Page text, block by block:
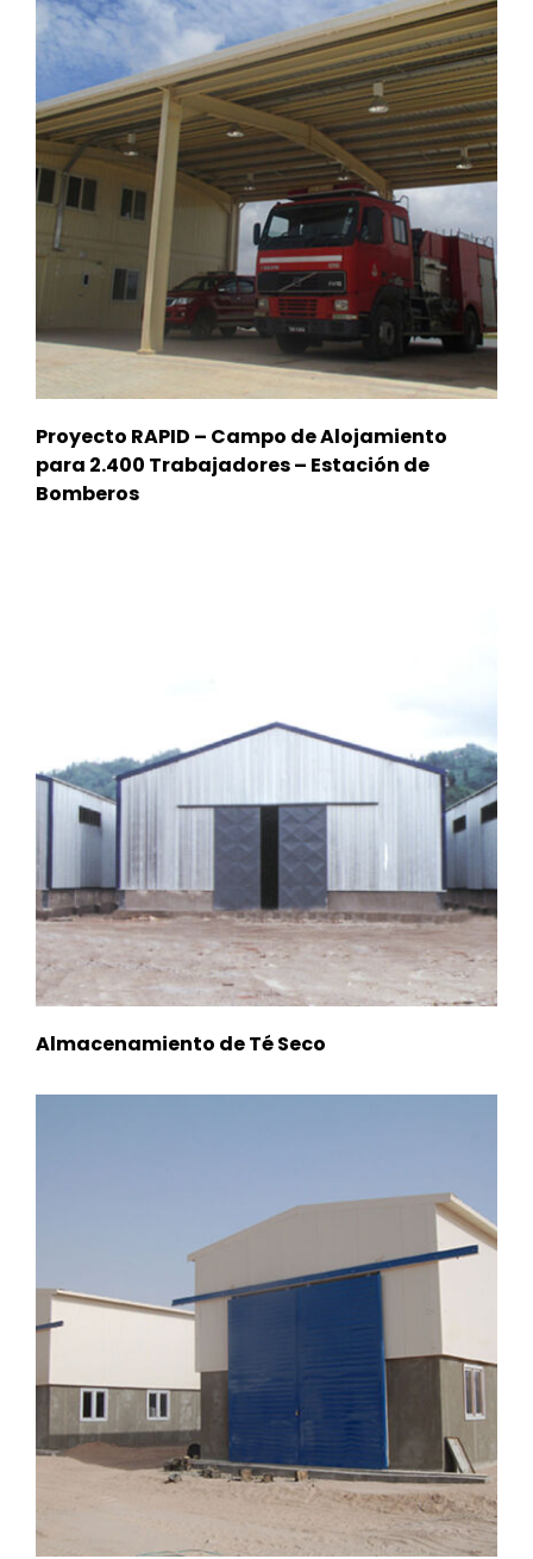
Proyecto RAPID – Campo de Alojamiento
para 2.400 Trabajadores – Estación de
Bomberos
Almacenamiento de Té Seco